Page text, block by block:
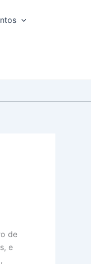
de
e